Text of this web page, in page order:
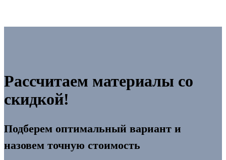
Рассчитаем материалы со
скидкой!
Подберем оптимальный вариант и
назовем точную стоимость